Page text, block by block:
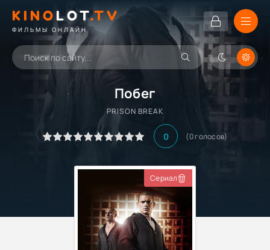
KINOLOT.TV
ФИЛЬМЫ ОНЛАЙН
Побег
PRISON BREAK
0 (0голосов)
Сериал